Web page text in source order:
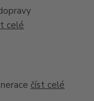
celé
číst celé